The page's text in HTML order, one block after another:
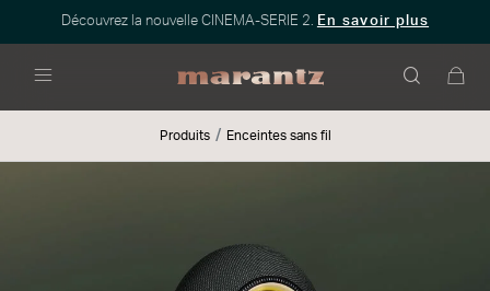
Découvrez la nouvelle CINEMA-SERIE 2. En savoir plus
Produits Enceintes sans fil